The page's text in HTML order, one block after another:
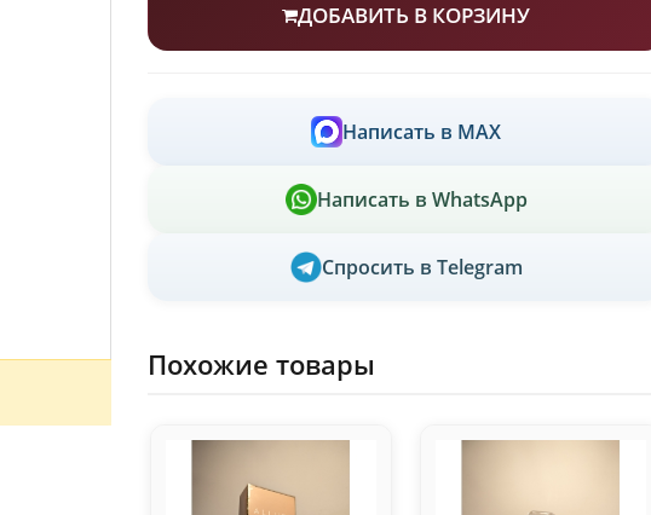
ДОБАВИТЬ В КОРЗИНУ
Написать в MAX
Написать в WhatsApp
Спросить в Telegram
Похожие товары